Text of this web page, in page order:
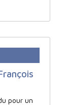
pour un